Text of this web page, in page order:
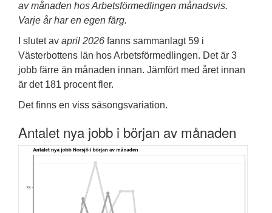
av månaden hos Arbetsförmedlingen månadsvis.
Varje år har en egen färg.
I slutet av april 2026 fanns sammanlagt 59 i
Västerbottens län hos Arbetsförmedlingen. Det är 3
jobb färre än månaden innan. Jämfört med året innan
är det 181 procent fler.
Det finns en viss säsongsvariation.
Antalet nya jobb i början av månaden